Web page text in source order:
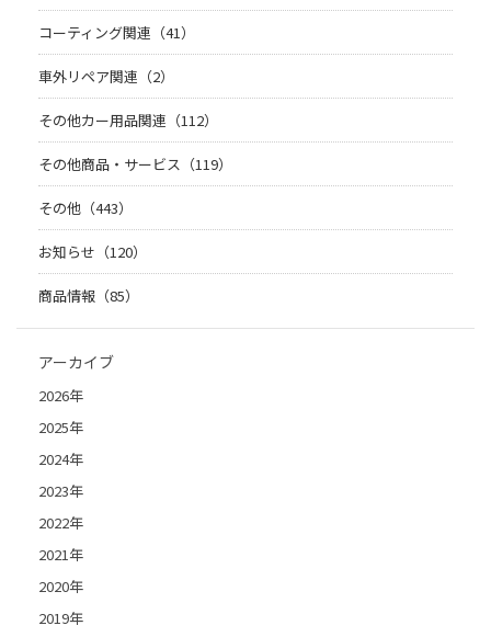
コーティング関連（41）
車外リペア関連（2）
その他カー用品関連（112）
その他商品・サービス（119）
その他（443）
お知らせ（120）
商品情報（85）
アーカイブ
2026年
2025年
2024年
2023年
2022年
2021年
2020年
2019年